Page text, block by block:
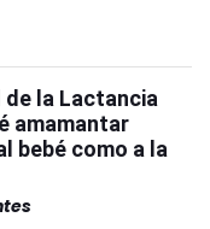
de la Lactancia
amamantar
bebé como a la